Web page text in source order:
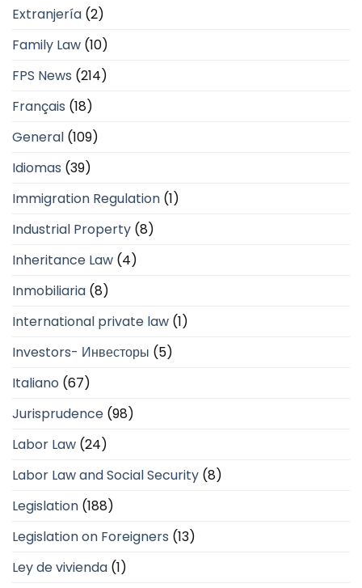
Extranjería (2)
Family Law (10)
FPS News (214)
Français (18)
General (109)
Idiomas (39)
Immigration Regulation (1)
Industrial Property (8)
Inheritance Law (4)
Inmobiliaria (8)
International private law (1)
Investors- Инвесторы (5)
Italiano (67)
Jurisprudence (98)
Labor Law (24)
Labor Law and Social Security (8)
Legislation (188)
Legislation on Foreigners (13)
Ley de vivienda (1)